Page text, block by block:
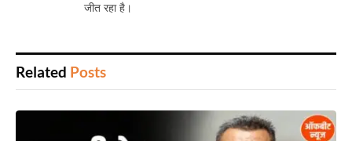
जीत रहा है।
Related Posts